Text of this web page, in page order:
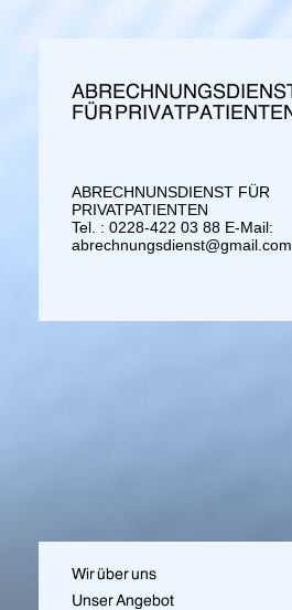
ABRECHNUNSDIENST FÜR
PRIVATPATIENTEN
Tel. : 0228-422 03 88 E-Mail:
abrechnungsdienst@gmail.com